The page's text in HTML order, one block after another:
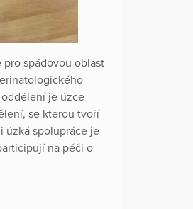
spádovou oblast
je úzce
se kterou tvoří
úzká spolupráce je
na péči o